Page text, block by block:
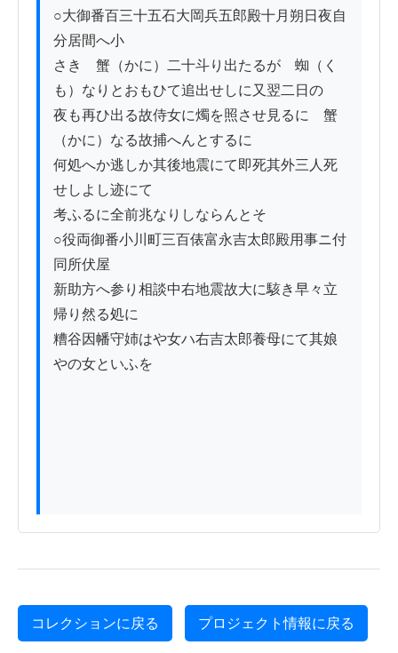
○大御番百三十五石大岡兵五郎殿十月朔日夜自
分居間へ小
さき　蟹（かに）二十斗り出たるが　蜘（く
も）なりとおもひて追出せしに又翌二日の
夜も再ひ出る故侍女に燭を照させ見るに　蟹
（かに）なる故捕へんとするに
何処へか逃しか其後地震にて即死其外三人死
せしよし迹にて
考ふるに全前兆なりしならんとそ
○役両御番小川町三百俵富永吉太郎殿用事ニ付
同所伏屋
新助方へ参り相談中右地震故大に駭き早々立
帰り然る処に
糟谷因幡守姉はや女ハ右吉太郎養母にて其娘
やの女といふを
コレクションに戻る プロジェクト情報に戻る